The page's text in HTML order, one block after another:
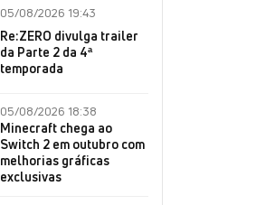
05/08/2026 19:43
Re:ZERO divulga trailer
da Parte 2 da 4ª
temporada
05/08/2026 18:38
Minecraft chega ao
Switch 2 em outubro com
melhorias gráficas
exclusivas